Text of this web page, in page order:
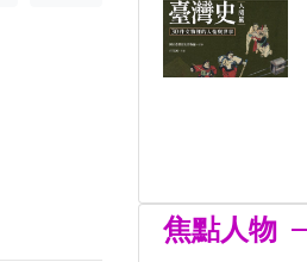
(另開新視窗)
焦點人物